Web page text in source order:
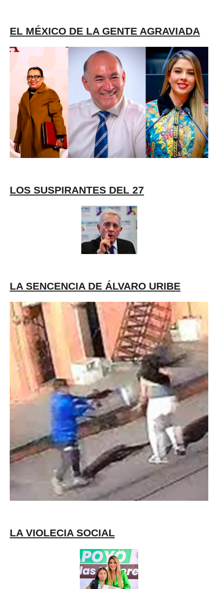
EL MÉXICO DE LA GENTE AGRAVIADA
LOS SUSPIRANTES DEL 27
LA SENCENCIA DE ÁLVARO URIBE
LA VIOLECIA SOCIAL